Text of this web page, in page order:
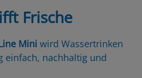
Frische
Mini wird Wassertrinken
einfach, nachhaltig und